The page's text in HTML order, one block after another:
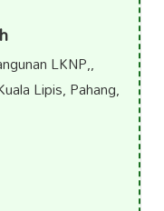
LKNP,,
Lipis, Pahang,